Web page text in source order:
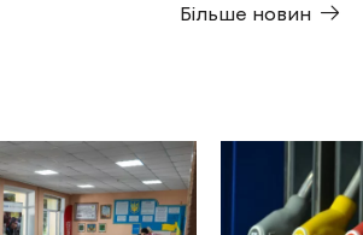
Більше новин